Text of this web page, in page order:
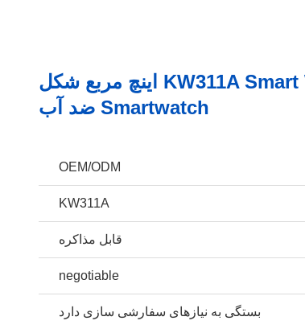
KW311A Smart Watch 1.39 اینچ مربع شکل
Smartwatch ضد آب
OEM/ODM
KW311A
قابل مذاکره
negotiable
بستگی به نیازهای سفارشی سازی دارد